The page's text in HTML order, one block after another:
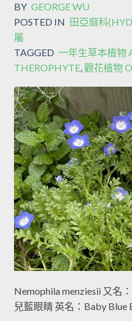
BY GEORGE WU
POSTED IN 田亞麻科
屬
TAGGED 一年生草本植物
THEROPHYTE,觀花植物
Nemophila menziesii 又名
兒藍眼睛 英名：Baby Blue